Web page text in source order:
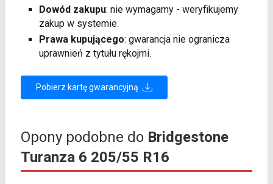
Dowód zakupu: nie wymagamy - weryfikujemy
zakup w systemie.
Prawa kupującego: gwarancja nie ogranicza
uprawnień z tytułu rękojmi.
Pobierz kartę gwarancyjną
Opony podobne do Bridgestone
Turanza 6 205/55 R16